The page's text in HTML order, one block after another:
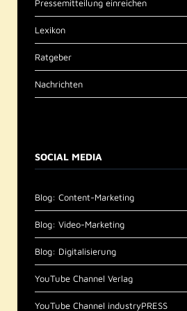
Pressemitteilung einreichen
Lexikon
Ratgeber
Nachrichten
SOCIAL MEDIA
Blog: Content-Marketing
Blog: Video-Marketing
Blog: Digitalisierung
YouTube Channel Verlag
YouTube Channel industryPRESS